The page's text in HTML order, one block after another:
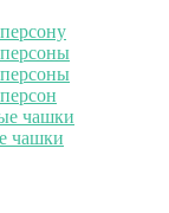
чашки
чашки